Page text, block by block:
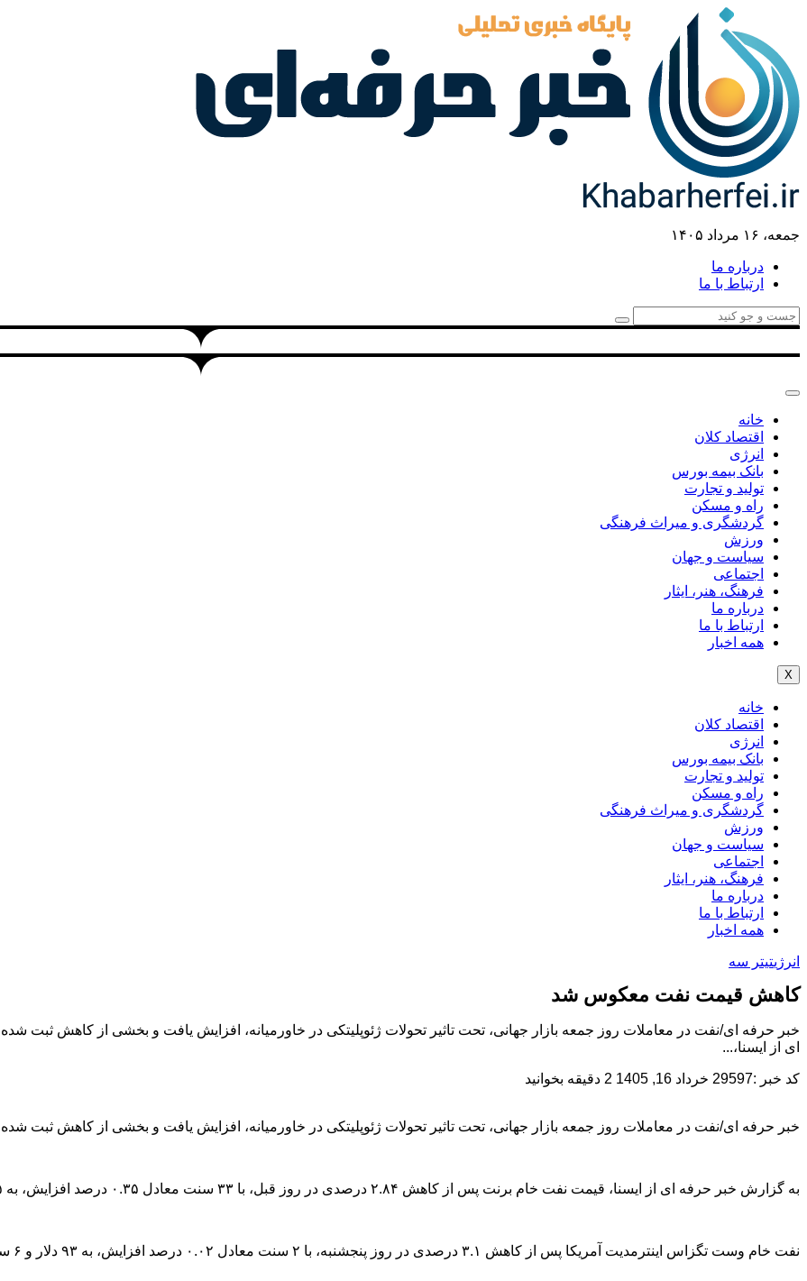
جمعه، ۱۶ مرداد ۱۴۰۵
درباره ما
ارتباط با ما
خانه
اقتصاد کلان
انرژی
بانک بیمه بورس
تولید و تجارت
راه و مسکن
گردشگری و میراث فرهنگی
ورزش
سیاست و جهان
اجتماعی
فرهنگ، هنر، ایثار
درباره ما
ارتباط با ما
همه اخبار
X
خانه
اقتصاد کلان
انرژی
بانک بیمه بورس
تولید و تجارت
راه و مسکن
گردشگری و میراث فرهنگی
ورزش
سیاست و جهان
اجتماعی
فرهنگ، هنر، ایثار
درباره ما
ارتباط با ما
همه اخبار
انرژیتیتر سه
کاهش قیمت نفت معکوس شد
خبر حرفه ای/نفت در معاملات روز جمعه بازار جهانی، تحت تاثیر تحولات ژئوپلیتکی در خاورمیانه، افزایش یافت و بخشی از کاهش ثبت
ای از ایسنا،...
کد خبر :29597 خرداد 16, 1405 2 دقیقه بخوانید
خبر حرفه ای/نفت در معاملات روز جمعه بازار جهانی، تحت تاثیر تحولات ژئوپلیتکی در خاورمیانه، افزایش یافت و بخشی از کاهش ثبت
به گزارش خبر حرفه ای از ایسنا، قیمت نفت خام برنت پس از کاهش ۲.۸۴ درصدی در روز قبل، با ۳۳ سنت معادل ۰.۳۵ درصد افزایش، به ۹۵ دلار و ۳۶ سنت در هر بشکه رسید.
نفت خام وست تگزاس اینترمدیت آمریکا پس از کاهش ۳.۱ درصدی در روز پنجشنبه، با ۲ سنت معادل ۰.۰۲ درصد افزایش، به ۹۳ دلار و ۶ سنت در هر بشکه رسید.